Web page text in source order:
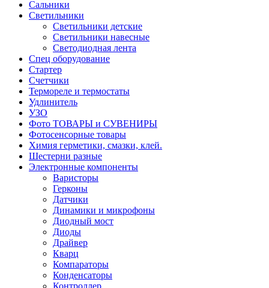
Сальники
Светильники
Светильники детские
Светильники навесные
Светодиодная лента
Спец оборудование
Стартер
Счетчики
Термореле и термостаты
Удлинитель
УЗО
Фото ТОВАРЫ и СУВЕНИРЫ
Фотосенсорные товары
Химия герметики, смазки, клей.
Шестерни разные
Электронные компоненты
Варисторы
Герконы
Датчики
Динамики и микрофоны
Диодный мост
Диоды
Драйвер
Кварц
Компараторы
Конденсаторы
Контроллер